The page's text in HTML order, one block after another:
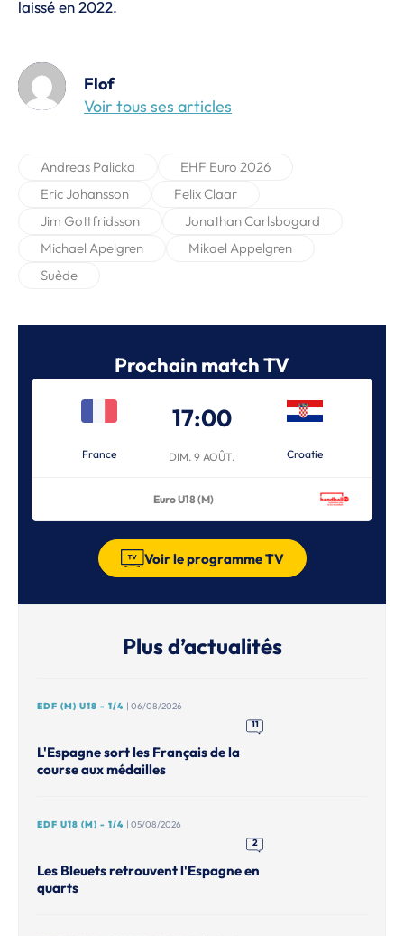
laissé en 2022.
Flof
Voir tous ses articles
Andreas Palicka
EHF Euro 2026
Eric Johansson
Felix Claar
Jim Gottfridsson
Jonathan Carlsbogard
Michael Apelgren
Mikael Appelgren
Suède
Prochain match TV
France
17:00
DIM. 9 AOÛT. Croatie
Euro U18 (M)
Voir le programme TV
Plus d’actualités
EDF (M) U18 - 1/4 | 06/08/2026
11
L'Espagne sort les Français de la
course aux médailles
EDF U18 (M) - 1/4 | 05/08/2026
2
Les Bleuets retrouvent l'Espagne en
quarts